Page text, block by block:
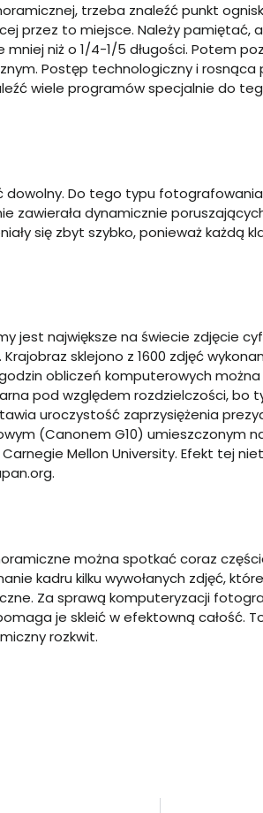
trzeba znaleźć punkt
przez to miejsce. Należy pamiętać,
mniej niż o 1/4-1/5 długości. Potem
Postęp technologiczny i
wiele programów specjalnie do
Do tego typu fotografowania
zawierała dynamicznie
się zbyt szybko, ponieważ każdą
jest największe na świecie zdjęcie
sklejono z 1600 zdjęć
obliczeń komputerowych
pod względem rozdzielczości, bo
uroczystość zaprzysiężenia
(Canonem G10) umieszczonym
Carnegie Mellon University. Efekt tej
można spotkać coraz
kadru kilku wywołanych zdjęć,
Za sprawą komputeryzacji
je skleić w efektowną całość.
rozkwit.